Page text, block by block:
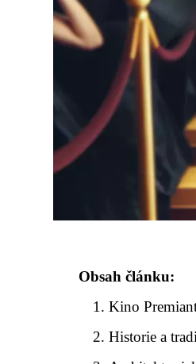
Obsah článku:
Kino
Historie a